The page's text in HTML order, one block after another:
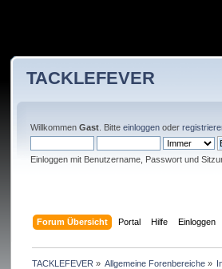
TACKLEFEVER
WillkommenGast . Bitteeinloggen oder
Einloggen mit Benutzername, Passwort und
Forum Übersicht Portal Hilfe Einloggen
TACKLEFEVER » Allgemeine Forenbereiche »